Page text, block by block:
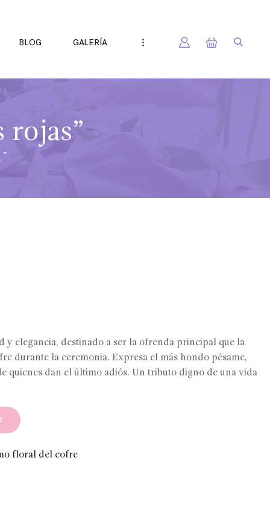
BLOG GALERÍA
rojas”
y elegancia, destinado a ser la ofrenda principal que la
durante la ceremonia. Expresa el más hondo pésame,
quienes dan el último adiós. Un tributo digno de una vida
floral del cofre